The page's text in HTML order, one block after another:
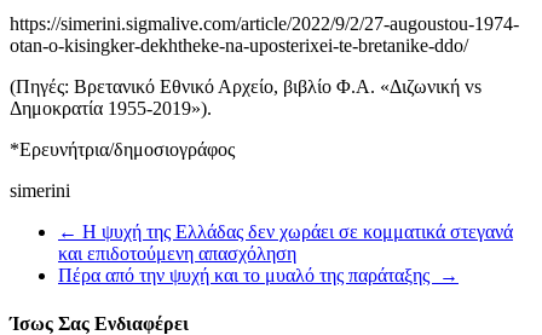
https://simerini.sigmalive.com/article/2022/9/2/27-augoustou-1974-
otan-o-kisingker-dekhtheke-na-uposterixei-te-bretanike-ddo/
(Πηγές: Βρετανικό Εθνικό Αρχείο, βιβλίο Φ.Α. «Διζωνική vs
Δημοκρατία 1955-2019»).
*Ερευνήτρια/δημοσιογράφος
simerini
← Η ψυχή της Ελλάδας δεν χωράει σε κομματικά στεγανά
και επιδοτούμενη απασχόληση
Πέρα από την ψυχή και το μυαλό της παράταξης
→
Ίσως Σας Ενδιαφέρει